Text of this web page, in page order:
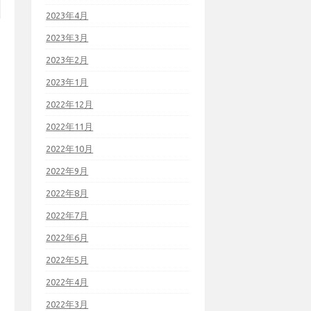
2023年4月
2023年3月
2023年2月
2023年1月
2022年12月
2022年11月
2022年10月
2022年9月
2022年8月
2022年7月
2022年6月
2022年5月
2022年4月
2022年3月